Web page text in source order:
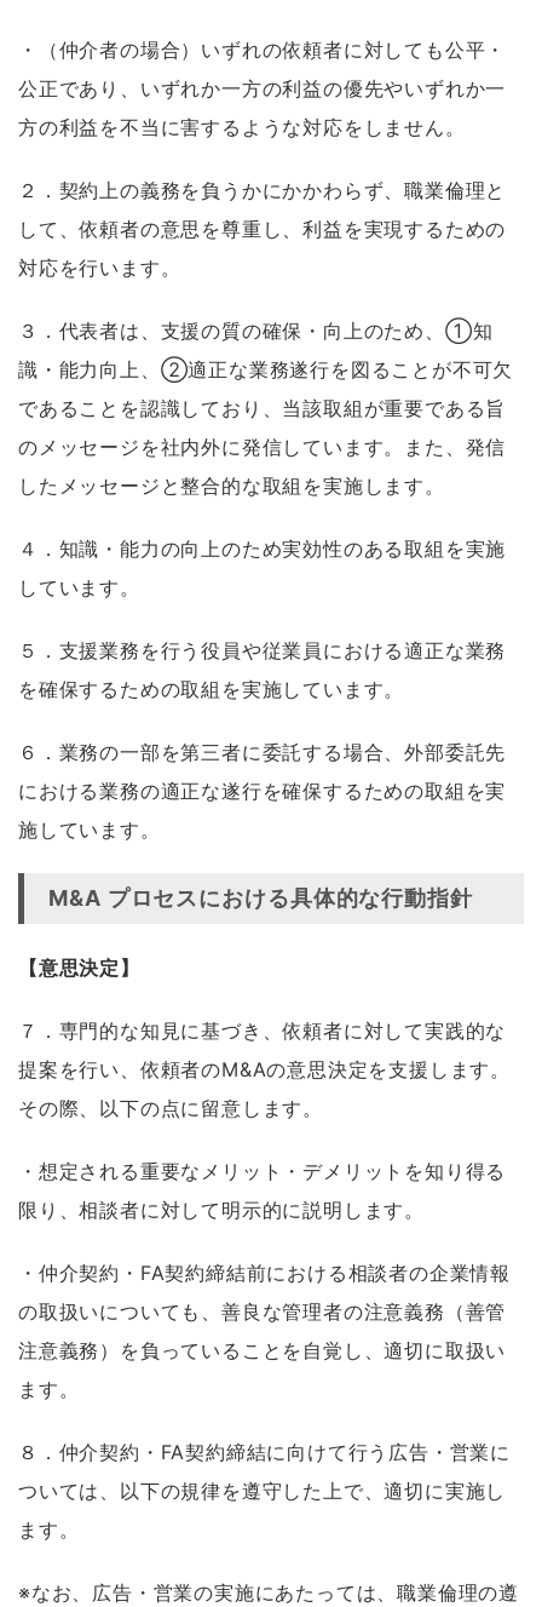
・（仲介者の場合）いずれの依頼者に対しても公平・
公正であり、いずれか一方の利益の優先やいずれか一
方の利益を不当に害するような対応をしません。
２．契約上の義務を負うかにかかわらず、職業倫理と
して、依頼者の意思を尊重し、利益を実現するための
対応を行います。
３．代表者は、支援の質の確保・向上のため、①知
識・能力向上、②適正な業務遂行を図ることが不可欠
であることを認識しており、当該取組が重要である旨
のメッセージを社内外に発信しています。また、発信
したメッセージと整合的な取組を実施します。
４．知識・能力の向上のため実効性のある取組を実施
しています。
５．支援業務を行う役員や従業員における適正な業務
を確保するための取組を実施しています。
６．業務の一部を第三者に委託する場合、外部委託先
における業務の適正な遂行を確保するための取組を実
施しています。
M&A プロセスにおける具体的な行動指針
【意思決定】
７．専門的な知見に基づき、依頼者に対して実践的な
提案を行い、依頼者のM&Aの意思決定を支援します。
その際、以下の点に留意します。
・想定される重要なメリット・デメリットを知り得る
限り、相談者に対して明示的に説明します。
・仲介契約・FA契約締結前における相談者の企業情報
の取扱いについても、善良な管理者の注意義務（善管
注意義務）を負っていることを自覚し、適切に取扱い
ます。
８．仲介契約・FA契約締結に向けて行う広告・営業に
ついては、以下の規律を遵守した上で、適切に実施し
ます。
※なお、広告・営業の実施にあたっては、職業倫理の遵